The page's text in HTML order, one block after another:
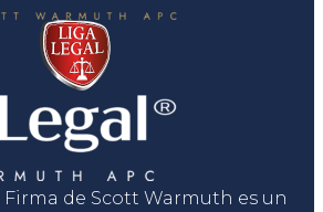
de Scott Warmuth es un